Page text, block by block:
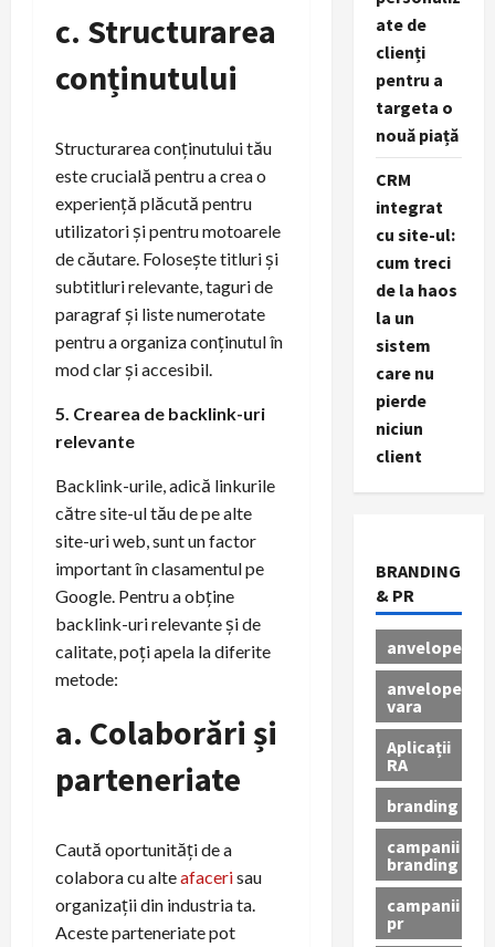
c. Structurarea
conținutului
Structurarea conținutului tău
este crucială pentru a crea o
experiență plăcută pentru
utilizatori și pentru motoarele
de căutare. Folosește titluri și
subtitluri relevante, taguri de
paragraf și liste numerotate
pentru a organiza conținutul în
mod clar și accesibil.
5. Crearea de backlink-uri
relevante
Backlink-urile, adică linkurile
către site-ul tău de pe alte
site-uri web, sunt un factor
important în clasamentul pe
Google. Pentru a obține
backlink-uri relevante și de
calitate, poți apela la diferite
metode:
a. Colaborări și
parteneriate
Caută oportunități de a
colabora cu alteafacerisau
organizații din industria ta.
Aceste parteneriate pot
ate de
clienți
pentru a
targeta o
nouă piață
CRM
integrat
cu site-ul:
cum treci
de la haos
la un
sistem
care nu
pierde
niciun
client
BRANDING
& PR
anvelope
anvelope
vara
Aplicații
RA
branding
campanii
branding
campanii
pr